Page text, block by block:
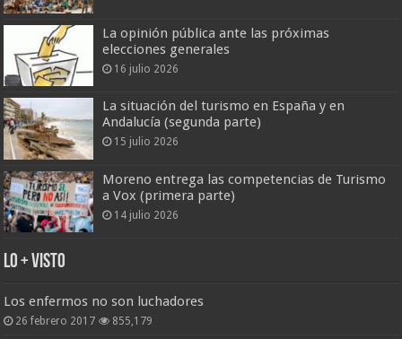
La opinión pública ante las próximas
elecciones generales
16 julio 2026
La situación del turismo en España y en
Andalucía (segunda parte)
15 julio 2026
Moreno entrega las competencias de Turismo
a Vox (primera parte)
14 julio 2026
Lo + Visto
Los enfermos no son luchadores
26 febrero 2017 855,179